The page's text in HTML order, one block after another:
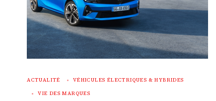
ACTUALITÉ VÉHICULES ÉLECTRIQUES & HYBRIDES
VIE DES MARQUES